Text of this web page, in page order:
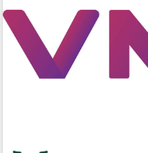
Tập trung nâng cao chất lượng, tổ
chức sản xuất sầu riêng theo hướng
bền vững
Đẩy nhanh công tác khắc phục, ổn
định đời sống Nhân dân sau bão số 13